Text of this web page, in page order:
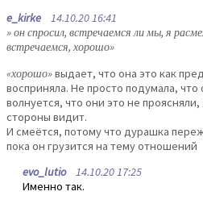
e_kirke 14.10.20 16:41
» он спросил, встречаемся ли мы, я
встречаемся, хорошо»
«хорошо»выдает, что она это как
восприняла. Не просто подумала,
волнуется, что они это не
стороны видит.
И смеётся, потому что дурашка
пока он грузится на тему отношений
evo_lutio14.10.20 17:25
Именно так.